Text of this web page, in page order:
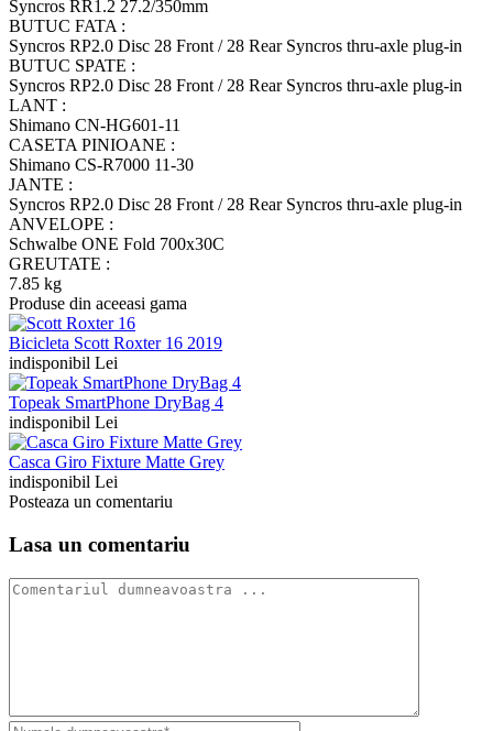
Syncros RR1.2 27.2/350mm
BUTUC FATA :
Syncros RP2.0 Disc 28 Front / 28 Rear Syncros thru-axle plug-in
BUTUC SPATE :
Syncros RP2.0 Disc 28 Front / 28 Rear Syncros thru-axle plug-in
LANT :
Shimano CN-HG601-11
CASETA PINIOANE :
Shimano CS-R7000 11-30
JANTE :
Syncros RP2.0 Disc 28 Front / 28 Rear Syncros thru-axle plug-in
ANVELOPE :
Schwalbe ONE Fold 700x30C
GREUTATE :
7.85 kg
Produse din aceeasi gama
Bicicleta Scott Roxter 16 2019
indisponibil Lei
Topeak SmartPhone DryBag 4
indisponibil Lei
Casca Giro Fixture Matte Grey
indisponibil Lei
Posteaza un comentariu
Lasa un comentariu